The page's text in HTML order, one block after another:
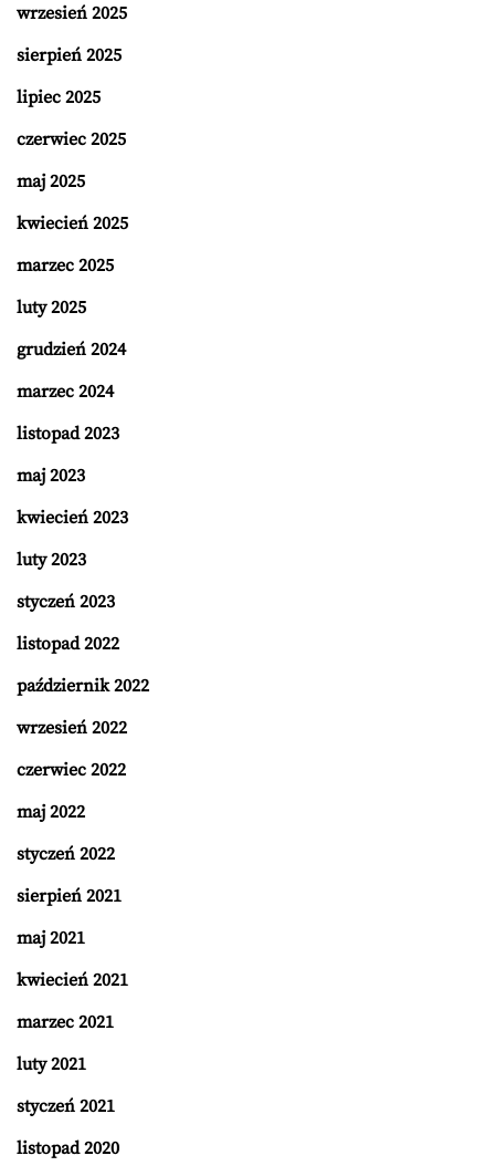
wrzesień 2025
sierpień 2025
lipiec 2025
czerwiec 2025
maj 2025
kwiecień 2025
marzec 2025
luty 2025
grudzień 2024
marzec 2024
listopad 2023
maj 2023
kwiecień 2023
luty 2023
styczeń 2023
listopad 2022
październik 2022
wrzesień 2022
czerwiec 2022
maj 2022
styczeń 2022
sierpień 2021
maj 2021
kwiecień 2021
marzec 2021
luty 2021
styczeń 2021
listopad 2020